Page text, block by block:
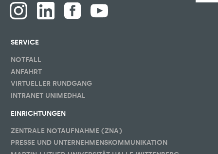
SERVICE
NOTFALL
ANFAHRT
VIRTUELLER RUNDGANG
INTRANET UNIMEDHAL
EINRICHTUNGEN
ZENTRALE NOTAUFNAHME (ZNA)
PRESSE UND UNTERNEHMENSKOMMUNIKATION